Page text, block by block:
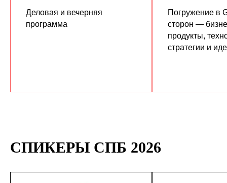
Деловая и вечерняя
программа
Погружение в
сторон —
продукты,
стратегии и
СПИКЕРЫ СПБ 2026